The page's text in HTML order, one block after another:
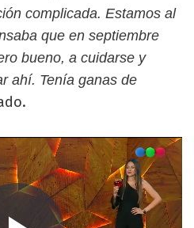
complicada. Estamos al
que en septiembre
bueno, a cuidarse y
ahí. Tenía ganas de